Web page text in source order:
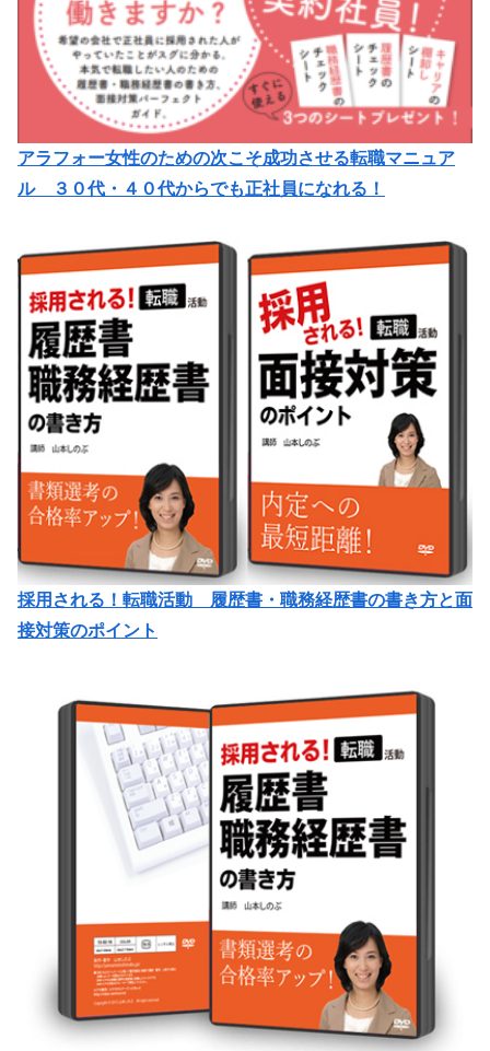
アラフォー女性のための次こそ成功させる転職マニュア
ル ３０代・４０代からでも正社員になれる！
採用される！転職活動 履歴書・職務経歴書の書き方と面
接対策のポイント